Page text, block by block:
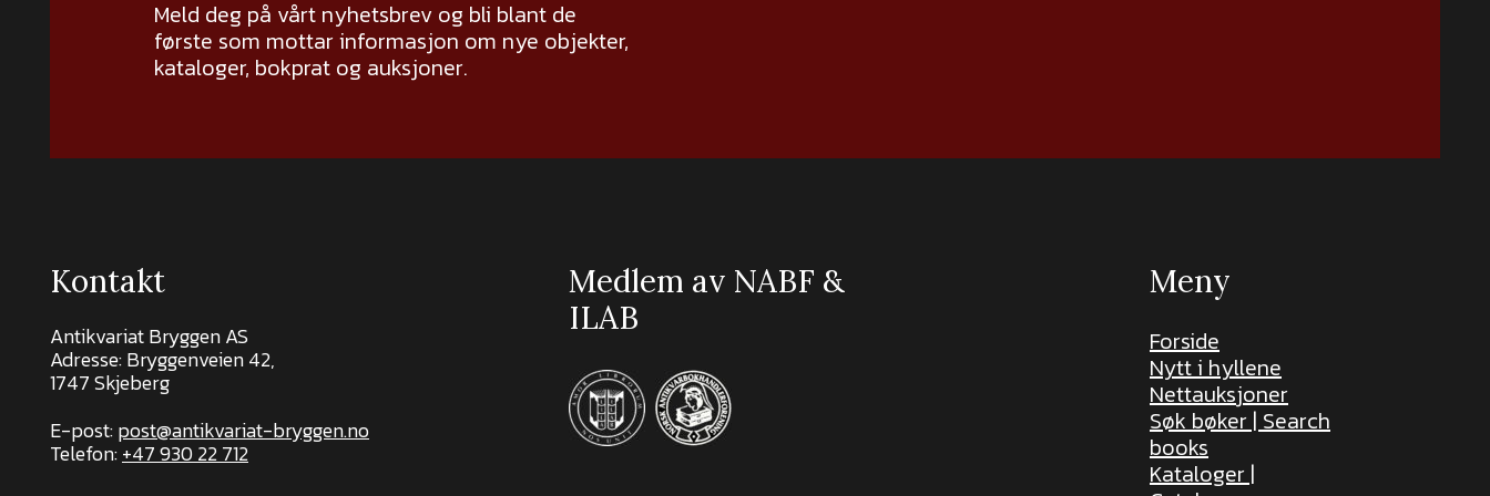
Meld deg på vårt nyhetsbrev og bli blant de
første som mottar informasjon om nye objekter,
kataloger, bokprat og auksjoner.
Kontakt
Antikvariat Bryggen AS
Adresse: Bryggenveien 42,
1747 Skjeberg
E-post:post@antikvariat-bryggen.no
Telefon:+47 930 22 712
Medlem av NABF &
ILAB
Meny
Forside
Nytt i hyllene
Nettauksjoner
Søk bøker | Search
books
Kataloger |